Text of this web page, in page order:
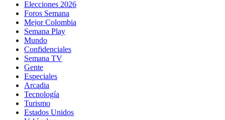
Elecciones 2026
Foros Semana
Mejor Colombia
Semana Play
Mundo
Confidenciales
Semana TV
Gente
Especiales
Arcadia
Tecnología
Turismo
Estados Unidos